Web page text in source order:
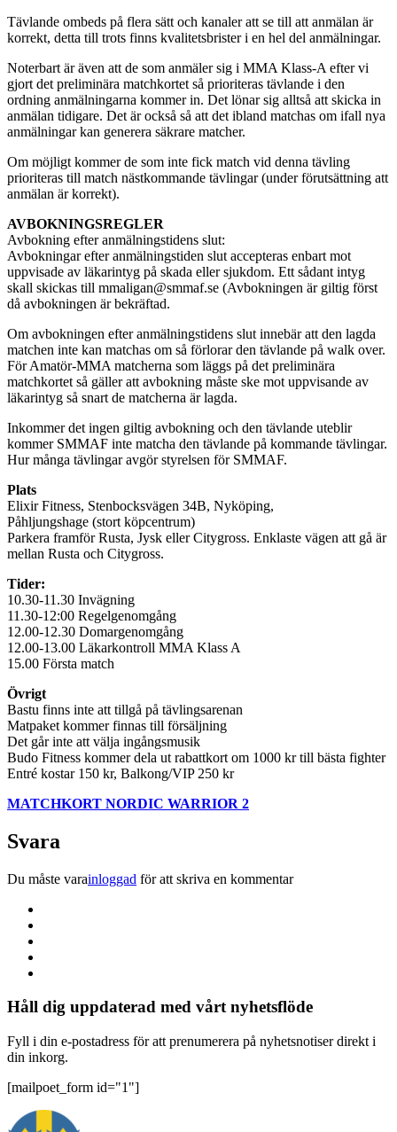
Tävlande ombeds på flera sätt och kanaler att se till att anmälan är
korrekt, detta till trots finns kvalitetsbrister i en hel del anmälningar.
Noterbart är även att de som anmäler sig i MMA Klass-A efter vi
gjort det preliminära matchkortet så prioriteras tävlande i den
ordning anmälningarna kommer in. Det lönar sig alltså att skicka in
anmälan tidigare. Det är också så att det ibland matchas om ifall nya
anmälningar kan generera säkrare matcher.
Om möjligt kommer de som inte fick match vid denna tävling
prioriteras till match nästkommande tävlingar (under förutsättning att
anmälan är korrekt).
AVBOKNINGSREGLER
Avbokning efter anmälningstidens slut:
Avbokningar efter anmälningstiden slut accepteras enbart mot
uppvisade av läkarintyg på skada eller sjukdom. Ett sådant intyg
skall skickas till mmaligan@smmaf.se (Avbokningen är giltig först
då avbokningen är bekräftad.
Om avbokningen efter anmälningstidens slut innebär att den lagda
matchen inte kan matchas om så förlorar den tävlande på walk over.
För Amatör-MMA matcherna som läggs på det preliminära
matchkortet så gäller att avbokning måste ske mot uppvisande av
läkarintyg så snart de matcherna är lagda.
Inkommer det ingen giltig avbokning och den tävlande uteblir
kommer SMMAF inte matcha den tävlande på kommande tävlingar.
Hur många tävlingar avgör styrelsen för SMMAF.
Plats
Elixir Fitness, Stenbocksvägen 34B, Nyköping,
Påhljungshage (stort köpcentrum)
Parkera framför Rusta, Jysk eller Citygross. Enklaste vägen att gå är
mellan Rusta och Citygross.
Tider:
10.30-11.30 Invägning
11.30-12:00 Regelgenomgång
12.00-12.30 Domargenomgång
12.00-13.00 Läkarkontroll MMA Klass A
15.00 Första match
Övrigt
Bastu finns inte att tillgå på tävlingsarenan
Matpaket kommer finnas till försäljning
Det går inte att välja ingångsmusik
Budo Fitness kommer dela ut rabattkort om 1000 kr till bästa fighter
Entré kostar 150 kr, Balkong/VIP 250 kr
MATCHKORT NORDIC WARRIOR 2
Svara
Du måste varainloggad för att skriva en kommentar
Håll dig uppdaterad med vårt nyhetsflöde
Fyll i din e-postadress för att prenumerera på nyhetsnotiser direkt i
din inkorg.
[mailpoet_form id="1"]